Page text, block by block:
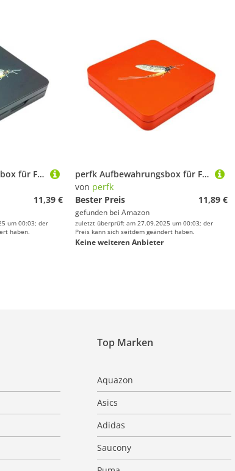
perfk Aufbewahrungsbox für Fliegenfischer, Organizer, leicht, für Ausrüstung, Aufbewahrungsbehälter für Angelköder und Haken, für Fluss und Outdoor, Schwarz
11,39 €
um 00:03; der
haben.
perfk Aufbewahrungsbox für Fliegenfischer, Organizer, leicht, für Ausrüstung, Aufbewahrungsbehälter für Angelköder und Haken, für Fluss und Outdoor, Orange
von perfk
Bester Preis
11,89 €
gefunden bei Amazon
zuletzt überprüft am 27.09.2025 um 00:03; der
Preis kann sich seitdem geändert haben.
Keine weiteren Anbieter
Top Marken
Aquazon
Asics
Adidas
Saucony